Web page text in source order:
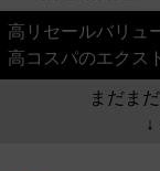
高リセールバリュ
高コスパのエクス
まだま